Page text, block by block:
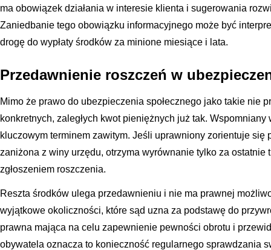
ma obowiązek działania w interesie klienta i sugerowania
Zaniedbanie tego obowiązku informacyjnego może być
drogę do wypłaty środków za minione miesiące i lata.
Przedawnienie roszczeń w
Mimo że prawo do ubezpieczenia społecznego jako takie nie
konkretnych, zaległych kwot pieniężnych już tak.
kluczowym terminem zawitym. Jeśli uprawniony zorientuje się
zaniżona z winy urzędu, otrzyma wyrównanie tylko za ostatnie
zgłoszeniem roszczenia.
Reszta środków ulega przedawnieniu i nie ma prawnej
wyjątkowe okoliczności, które sąd uzna za podstawę do
prawna mająca na celu zapewnienie pewności obrotu i
obywatela oznacza to konieczność regularnego sprawdzania